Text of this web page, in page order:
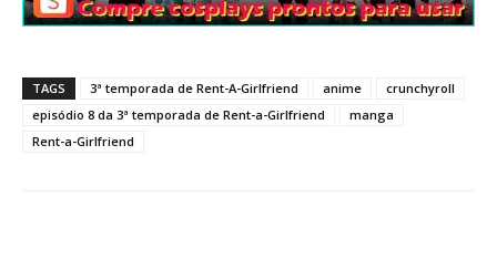
TAGS 3ª temporada de Rent-A-Girlfriend anime
crunchyroll
episódio 8 da 3ª temporada de Rent-a-Girlfriend
manga
Rent-a-Girlfriend